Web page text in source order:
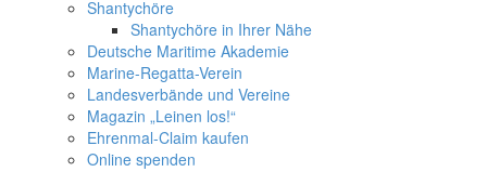
Shantychöre
Shantychöre in Ihrer Nähe
Deutsche Maritime Akademie
Marine-Regatta-Verein
Landesverbände und Vereine
Magazin „Leinen los!“
Ehrenmal-Claim kaufen
Online spenden